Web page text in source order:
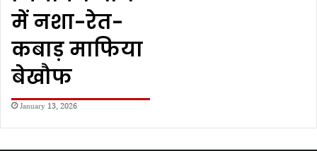
में नशा-रेत-
कबाड़ माफिया
बेखौफ
January 13, 2026